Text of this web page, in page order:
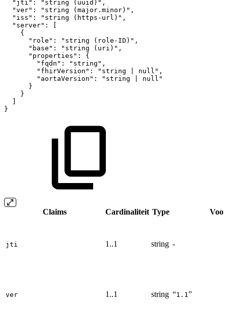
"jti" : "string (uuid)" ,
"ver" : "string (major.minor)" ,
"iss" : "string (https-url)" ,
"server" :
[
{
"role" : "string (role-ID)" ,
"base" : "string (uri)" ,
"properties" :
{
"fqdn" : "string" ,
"fhirVersion" : "string null" ,
"aortaVersion" : "string
null"
}
}
]
}
Claims Cardinaliteit Type
jti 1..1 string -
ver 1..1 string “1. 1 ”